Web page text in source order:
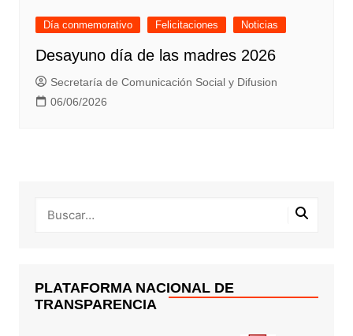
Día conmemorativo Felicitaciones Noticias
Desayuno día de las madres 2026
Secretaría de Comunicación Social y Difusion
06/06/2026
PLATAFORMA NACIONAL DE
TRANSPARENCIA